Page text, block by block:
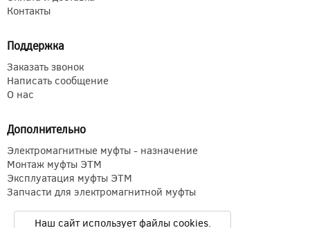
Контакты
Поддержка
Заказать звонок
Написать сообщение
О нас
Дополнительно
Электромагнитные муфты - назначение
Монтаж муфты ЭТМ
Эксплуатация муфты ЭТМ
Запчасти для электромагнитной муфты
Наш сайт использует файлы cookies.